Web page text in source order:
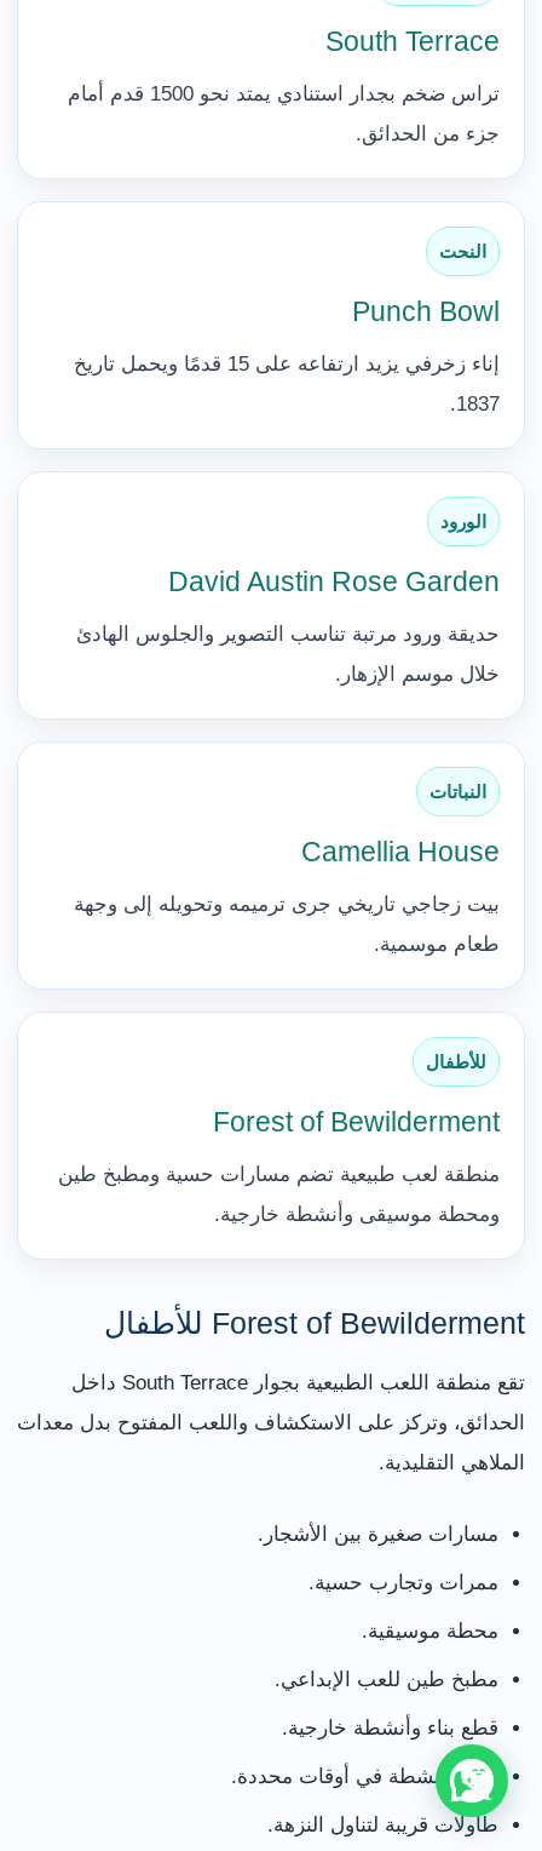
South Terrace
تراس ضخم بجدار استنادي يمتد نحو 1500 قدم أمام
جزء من الحدائق.
النحت
Punch Bowl
إناء زخرفي يزيد ارتفاعه على 15 قدمًا ويحمل تاريخ
1837.
الورود
David Austin Rose Garden
حديقة ورود مرتبة تناسب التصوير والجلوس الهادئ
خلال موسم الإزهار.
النباتات
Camellia House
بيت زجاجي تاريخي جرى ترميمه وتحويله إلى وجهة
طعام موسمية.
للأطفال
Forest of Bewilderment
منطقة لعب طبيعية تضم مسارات حسية ومطبخ طين
ومحطة موسيقى وأنشطة خارجية.
Forest of Bewilderment للأطفال
تقع منطقة اللعب الطبيعية بجوار South Terrace داخل
الحدائق، وتركز على الاستكشاف واللعب المفتوح بدل معدات
الملاهي التقليدية.
مسارات صغيرة بين الأشجار.
ممرات وتجارب حسية.
محطة موسيقية.
مطبخ طين للعب الإبداعي.
قطع بناء وأنشطة خارجية.
كوخ للأنشطة في أوقات محددة.
طاولات قريبة لتناول النزهة.